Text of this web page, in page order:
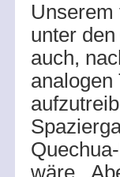
Unserem
unter
auch,
analogen
wäre.